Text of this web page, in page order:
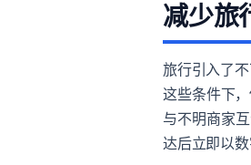
减少旅
旅行引入了
这些条件下
与不明商家
达后立即以